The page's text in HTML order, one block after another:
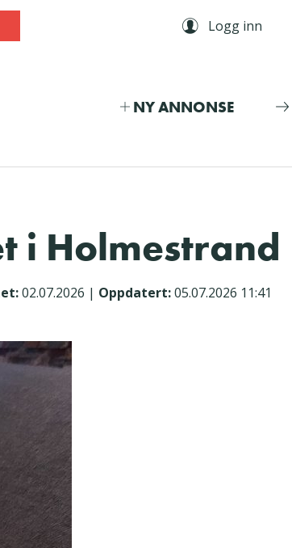
Logg inn
NY ANNONSE
i Holmestrand
02.07.2026 | Oppdatert:05.07.2026 11:41